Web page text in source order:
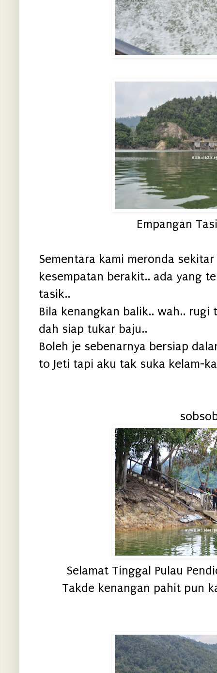
Empangan
Sementara kami meronda
kesempatan berakit.. ada yang
tasik..
Bila kenangkan balik.. wah.. rugi
dah siap tukar baju..
Boleh je sebenarnya bersiap
to Jeti tapi aku tak suka kelam-
Selamat Tinggal Pulau
Takde kenangan pahit pun